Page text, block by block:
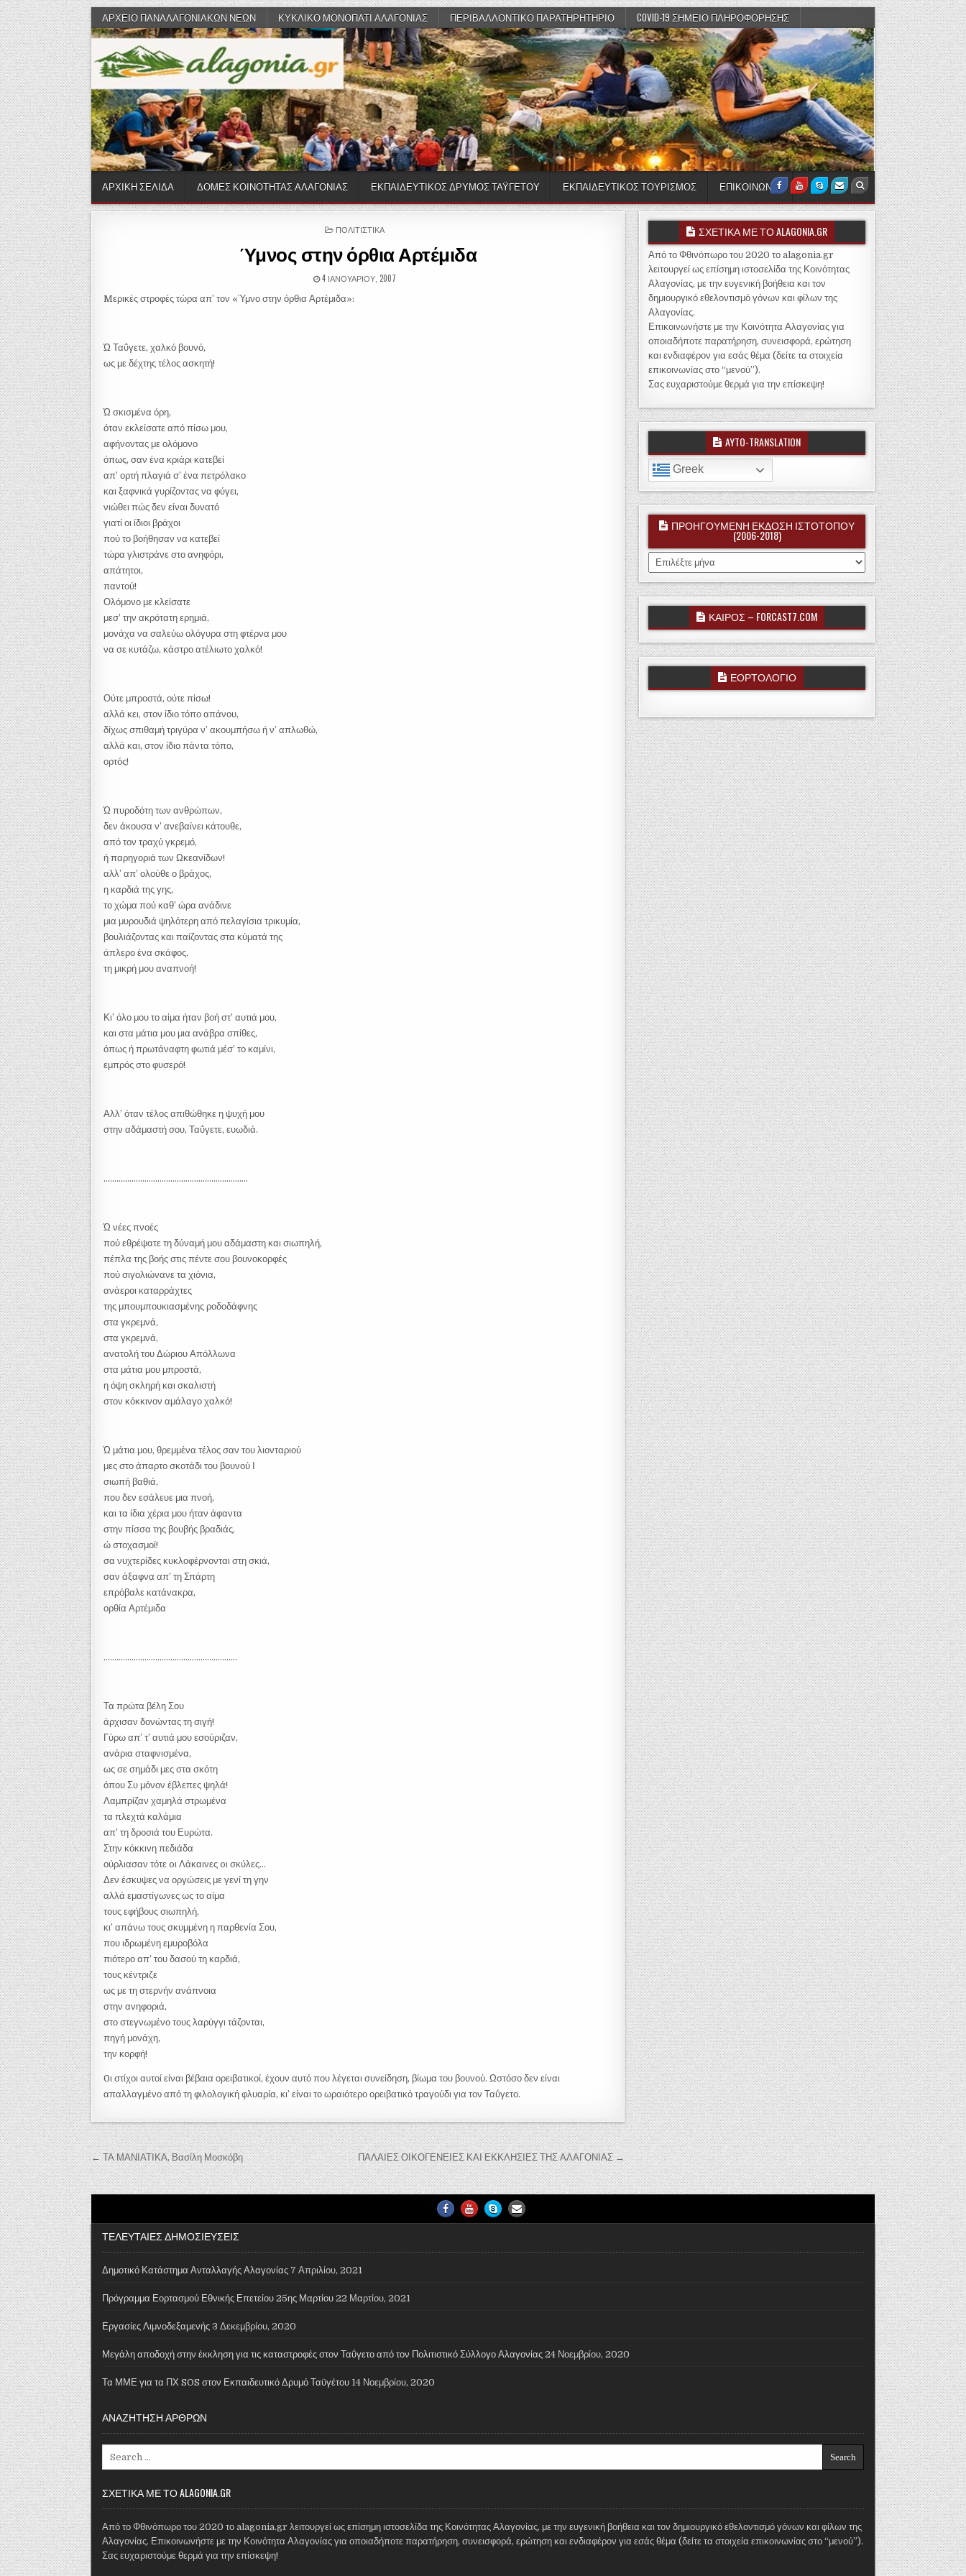
Skip to content ΑΡΧΕΙΟ ΠΑΝΑΛΑΓΟΝΙΑΚΩΝ ΝΕΩΝ ΚΥΚΛΙΚΟ ΜΟΝΟΠΑΤΙ ΑΛΑΓΟΝΙΑΣ ΠΕΡΙΒΑΛΛΟΝΤΙΚΟ ΠΑΡΑΤΗΡΗΤΗΡΙΟ COVID-19 ΣΗΜΕΙΟ ΠΛΗΡΟΦΟΡΗΣΗΣ
ΑΡΧΙΚΗ ΣΕΛΙΔΑ ΔΟΜΕΣ ΚΟΙΝΟΤΗΤΑΣ ΑΛΑΓΟΝΙΑΣ ΕΚΠΑΙΔΕΥΤΙΚΟΣ ΔΡΥΜΟΣ ΤΑΫΓΕΤΟΥ ΕΚΠΑΙΔΕΥΤΙΚΟΣ ΤΟΥΡΙΣΜΟΣ ΕΠΙΚΟΙΝΩΝΙΑFacebook
Youtube
SkypeEmail Us
Search
POSTED IN
ΠΟΛΙΤΙΣΤΙΚΑ
Ύμνος στην όρθια Αρτέμιδα
PUBLISHED DATE:
4 ΙΑΝΟΥΑΡΊΟΥ, 2007
Mερικές στροφές τώρα απ’ τον «Ύμνο στην όρθια Αρτέμιδα»:
Ώ Ταΰγετε, χαλκό βουνό,
ως με δέχτης τέλος ασκητή!
Ώ σκισμένα όρη,
όταν εκλείσατε από πίσω μου,
αφήνοντας με ολόμονο
όπως, σαν ένα κριάρι κατεβεί
απ’ ορτή πλαγιά σ’ ένα πετρόλακο
και ξαφνικά γυρίζοντας να φύγει,
νιώθει πώς δεν είναι δυνατό
γιατί οι ίδιοι βράχοι
πού το βοήθησαν να κατεβεί
τώρα γλιστράνε στο ανηφόρι,
απάτητοι,
παντού!
Ολόμονο με κλείσατε
μεσ’ την ακρότατη ερημιά,
μονάχα να σαλεύω ολόγυρα στη φτέρνα μου
να σε κυτάζω, κάστρο ατέλιωτο χαλκό!
Ούτε μπροστά, ούτε πίσω!
αλλά κει, στον ίδιο τόπο απάνου,
δίχως σπιθαμή τριγύρα ν’ ακουμπήσω ή ν’ απλωθώ,
αλλά και, στον ίδιο πάντα τόπο,
ορτός!
Ώ πυροδότη των ανθρώπων,
δεν άκουσα ν’ ανεβαίνει κάτουθε,
από τον τραχύ γκρεμό,
ή παρηγοριά των Ωκεανίδων!
αλλ’ απ’ ολούθε ο βράχος,
η καρδιά της γης,
το χώμα πού καθ’ ώρα ανάδινε
μια μυρουδιά ψηλότερη από πελαγίσια τρικυμία,
βουλιάζοντας και παίζοντας στα κύματά της
άπλερο ένα σκάφος,
τη μικρή μου αναπνοή!
Κι’ όλο μου το αίμα ήταν βοή στ’ αυτιά μου,
και στα μάτια μου μια ανάβρα σπίθες,
όπως ή πρωτάναφτη φωτιά μέσ’ το καμίνι,
εμπρός στο φυσερό!
Αλλ’ όταν τέλος απιθώθηκε η ψυχή μου
στην αδάμαστή σου, Ταΰγετε, ευωδιά.
………………………………………………………….
Ώ νέες πνοές
πού εθρέψατε τη δύναμή μου αδάμαστη και σιωπηλή,
πέπλα της βοής στις πέντε σου βουνοκορφές
πού σιγολιώνανε τα χιόνια,
ανάεροι καταρράχτες
της μπουμπουκιασμένης ροδοδάφνης
στα γκρεμνά,
στα γκρεμνά,
ανατολή του Δώριου Απόλλωνα
στα μάτια μου μπροστά,
η όψη σκληρή και σκαλιστή
στον κόκκινον αμάλαγο χαλκό!
Ώ μάτια μου, θρεμμένα τέλος σαν του λιονταριού
μες στο άπαρτο σκοτάδι του βουνού Ι
σιωπή βαθιά,
που δεν εσάλευε μια πνοή,
και τα ίδια χέρια μου ήταν άφαντα
στην πίσσα της βουβής βραδιάς,
ώ στοχασμοί!
σα νυχτερίδες κυκλοφέρνονται στη σκιά,
σαν άξαφνα απ’ τη Σπάρτη
επρόβαλε κατάνακρα,
ορθία Αρτέμιδα
……………………………………………………..
Τα πρώτα βέλη Σου
άρχισαν δονώντας τη σιγή!
Γύρω απ’ τ’ αυτιά μου εσούριζαν,
ανάρια σταφνισμένα,
ως σε σημάδι μες στα σκότη
όπου Συ μόνον έβλεπες ψηλά!
Λαμπρίζαν χαμηλά στρωμένα
τα πλεχτά καλάμια
απ’ τη δροσιά του Ευρώτα.
Στην κόκκινη πεδιάδα
ούρλιασαν τότε oι Λάκαινες oι σκύλες…
Δεν έσκυψες να οργώσεις με γενί τη γην
αλλά εμαστίγωνες ως το αίμα
τους εφήβους σιωπηλή,
κι’ απάνω τους σκυμμένη η παρθενία Σου,
που ιδρωμένη εμυροβόλα
πιότερο απ’ του δασού τη καρδιά,
τους κέντριζε
ως με τη στερνήν ανάπνοια
στην ανηφοριά,
στο στεγνωμένο τους λαρύγγι τάζονται,
πηγή μονάχη,
την κορφή!
0ι στίχοι αυτοί είναι βέβαια ορειβατικοί, έχουν αυτό που λέγεται συνείδηση, βίωμα του βουνού. Ωστόσο δεν είναι
απαλλαγμένο από τη φιλολογική φλυαρία, κι’ είναι το ωραιότερο ορειβατικό τραγούδι για τον Ταΰγετο.
Πλοήγηση άρθρων
← ΤΑ ΜΑΝΙΑΤΙΚΑ, Βασίλη Μοσκόβη ΠΑΛΑΙΕΣ ΟΙΚΟΓΕΝΕΙΕΣ ΚΑΙ ΕΚΚΛΗΣΙΕΣ ΤΗΣ ΑΛΑΓΟΝΙΑΣ →
ΣΧΕΤΙΚΑ ΜΕ ΤΟ ALAGONIA.GR
Από το Φθινόπωρο του 2020 το alagonia.gr
λειτουργεί ως επίσημη ιστοσελίδα της Κοινότητας
Αλαγονίας, με την ευγενική βοήθεια και τον
δημιουργικό εθελοντισμό γόνων και φίλων της
Αλαγονίας.
Επικοινωνήστε με την Κοινότητα Αλαγονίας για
οποιαδήποτε παρατήρηση, συνεισφορά, ερώτηση
και ενδιαφέρον για εσάς θέμα (δείτε τα στοιχεία
επικοινωνίας στο “μενού”).
Σας ευχαριστούμε θερμά για την επίσκεψη!
AYTO-TRANSLATION
Greek
ΠΡΟΗΓΟΥΜΕΝΗ ΕΚΔΟΣΗ ΙΣΤΟΤΟΠΟΥ
(2006-2018)
ΠΡΟΗΓΟΥΜΕΝΗ ΕΚΔΟΣΗ ΙΣΤΟΤΟΠΟΥ (2006-2018)
ΚΑΙΡΟΣ – FORCAST7.COM
ΕΟΡΤΟΛΟΓΙΟ
Facebook
YoutubeSkypeEmail Us
ΤΕΛΕΥΤΑΙΕΣ ΔΗΜΟΣΙΕΥΣΕΙΣ
Δημοτικό Κατάστημα Ανταλλαγής Αλαγονίας 7 Απριλίου, 2021
Πρόγραμμα Εορτασμού Εθνικής Επετείου 25ης Μαρτίου 22 Μαρτίου, 2021
Εργασίες Λιμνοδεξαμενής 3 Δεκεμβρίου, 2020
Μεγάλη αποδοχή στην έκκληση για τις καταστροφές στον Ταΰγετο από τον Πολιτιστικό Σύλλογο Αλαγονίας 24 Νοεμβρίου, 2020
Τα ΜΜΕ για τα ΠΧ SOS στον Εκπαιδευτικό Δρυμό Ταϋγέτου 14 Νοεμβρίου, 2020
ΑΝΑΖΗΤΗΣΗ ΑΡΘΡΩΝ
Search for:
ΣΧΕΤΙΚΑ ΜΕ ΤΟ ALAGONIA.GR
Από το Φθινόπωρο του 2020 το alagonia.gr λειτουργεί ως επίσημη ιστοσελίδα της Κοινότητας Αλαγονίας, με την ευγενική βοήθεια και τον δημιουργικό εθελοντισμό γόνων και φίλων της
Αλαγονίας. Επικοινωνήστε με την Κοινότητα Αλαγονίας για οποιαδήποτε παρατήρηση, συνεισφορά, ερώτηση και ενδιαφέρον για εσάς θέμα (δείτε τα στοιχεία επικοινωνίας στο “μενού”).
Σας ευχαριστούμε θερμά για την επίσκεψη!